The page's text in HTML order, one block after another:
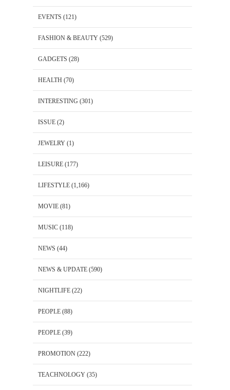
EVENTS (121)
FASHION & BEAUTY (529)
GADGETS (28)
HEALTH (70)
INTERESTING (301)
ISSUE (2)
JEWELRY (1)
LEISURE (177)
LIFESTYLE (1,166)
MOVIE (81)
MUSIC (118)
NEWS (44)
NEWS & UPDATE (590)
NIGHTLIFE (22)
PEOPLE (88)
PEOPLE (39)
PROMOTION (222)
TEACHNOLOGY (35)